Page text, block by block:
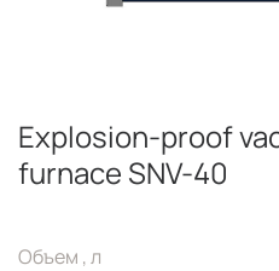
Explosion-proof
furnace SNV-40
Объем , л